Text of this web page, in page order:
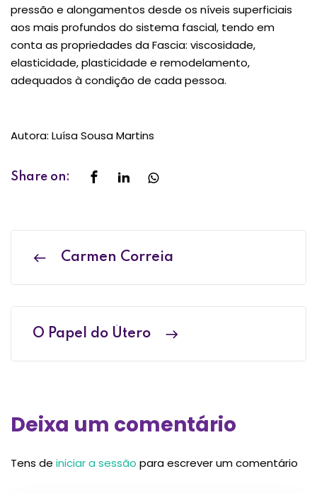
pressão e alongamentos desde os níveis superficiais
aos mais profundos do sistema fascial, tendo em
conta as propriedades da Fascia: viscosidade,
elasticidade, plasticidade e remodelamento,
adequados à condição de cada pessoa.
Autora: Luísa Sousa Martins
Share on:
Carmen Correia
O Papel do Útero
Deixa um comentário
Tens de iniciar a sessão para escrever um comentário